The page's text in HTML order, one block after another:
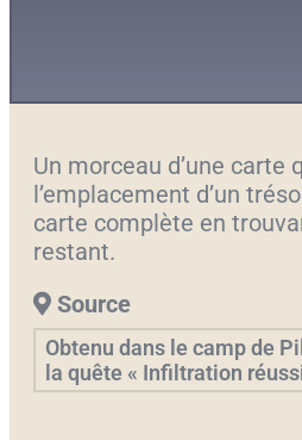
Un morceau d’une carte
l’emplacement d’un
carte complète en
restant.
Source
Obtenu dans le camp de
la quête « Infiltration